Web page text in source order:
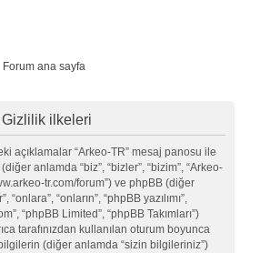
Forum ana sayfa
ilkeleri
açıklamalar “Arkeo-TR” mesaj panosu ile
anlamda “biz”, “bizler”, “bizim”, “Arkeo-
tr.com/forum”) ve phpBB (diğer
“onlara”, “onların”, “phpBB yazılımı”,
“phpBB Limited”, “phpBB Takımları”)
tarafınızdan kullanılan oturum boyunca
(diğer anlamda “sizin bilgileriniz”)